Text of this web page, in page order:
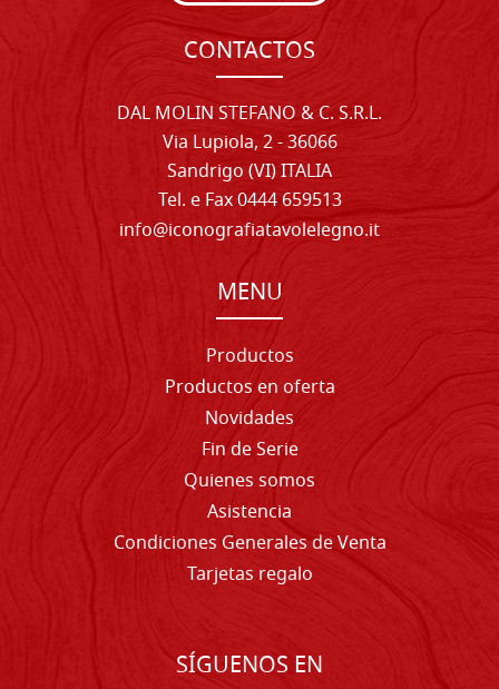
CONTACTOS
DAL MOLIN STEFANO & C. S.R.L.
Via Lupiola, 2 - 36066
Sandrigo (VI) ITALIA
Tel. e Fax 0444 659513
info@iconografiatavolelegno.it
MENU
Productos
Productos en oferta
Novidades
Fin de Serie
Quienes somos
Asistencia
Condiciones Generales de Venta
Tarjetas regalo
SÍGUENOS EN